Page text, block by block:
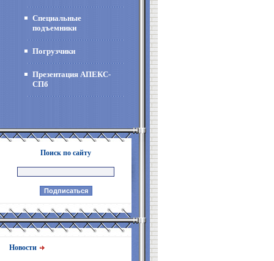
Специальные
подъемники
Погрузчики
Презентация АПЕКС-
СПб
Поиск по сайту
Новости